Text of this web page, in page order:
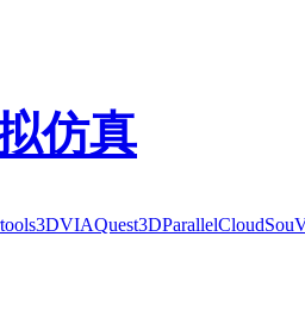
仿真
3DVIAQuest3DParallelCloud